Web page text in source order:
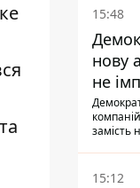
15:48
нову
не
замість
15:12